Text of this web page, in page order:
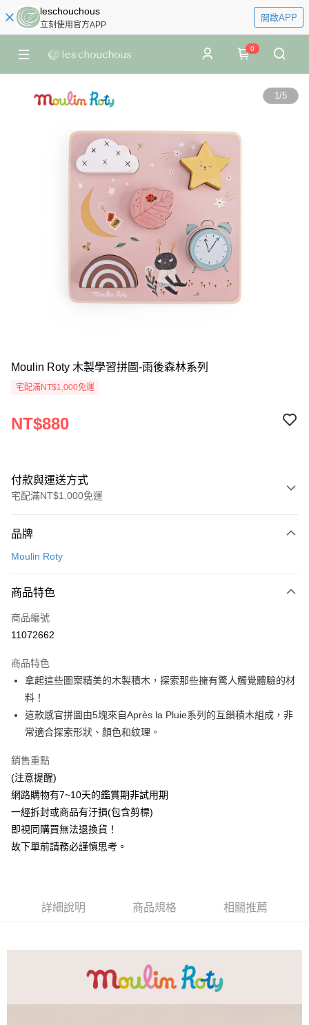
leschouchous
立刻使用官方APP
開啟APP
0
1/5
Moulin Roty 木製學習拼圖-雨後森林系列
宅配滿NT$1,000免運
NT$880
付款與運送方式
宅配滿NT$1,000免運
信用卡一次付款
Apple Pay
ATM付款
新航貨運
每筆NT$150，滿NT$1,000(含以上)免運費
新航貨運-外島(每件)
每筆NT$450
品牌
Moulin Roty
商品特色
商品編號
11072662
商品特色
拿起這些圖案精美的木製積木，探索那些擁有驚人觸覺體驗的材
料！
這款感官拼圖由5塊來自Après la Pluie系列的互鎖積木組成，非
常適合探索形狀、顏色和紋理。
銷售重點
(注意提醒)
網路購物有7~10天的鑑賞期非試用期
一經拆封或商品有汙損(包含剪標)
即視同購買無法退換貨！
故下單前請務必謹慎思考。
詳細說明 商品規格 相關推薦